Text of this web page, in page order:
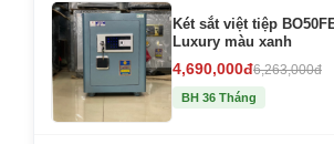
Két sắt việt tiệp
Luxury màu xanh
4,690,000đ6,263,000đ
BH 36 Tháng